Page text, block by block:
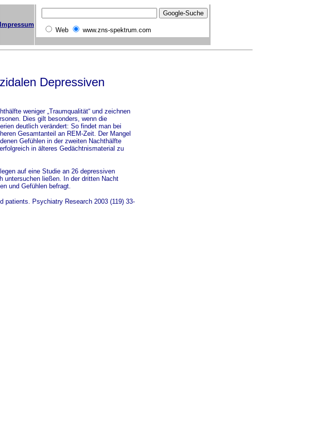
Impressum
Web www.zns-spektrum.com
Depressiven
weniger „Traumqualität“ und zeichnen
Dies gilt besonders, wenn die
deutlich verändert: So findet man bei
Gesamtanteil an REM-Zeit. Der Mangel
Gefühlen in der zweiten Nachthälfte
in älteres Gedächtnismaterial zu
auf eine Studie an 26 depressiven
untersuchen ließen. In der dritten Nacht
und Gefühlen befragt.
patients. Psychiatry Research 2003 (119) 33-